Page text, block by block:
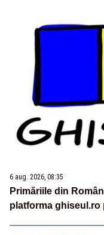
6 aug. 2026, 08:35
Primăriile din
platforma ghiseul.ro